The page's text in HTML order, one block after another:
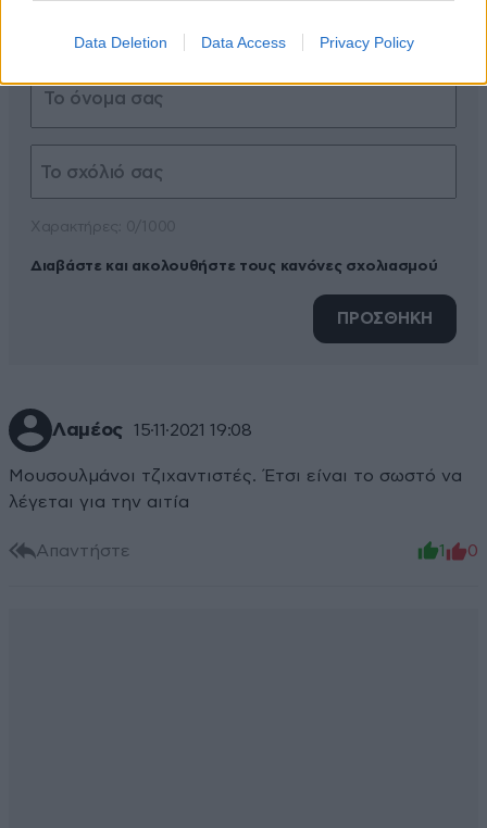
Data Deletion Data Access Privacy Policy
Διαβάστε και ακολουθήστε τους κανόνες σχολιασμού
ΠΡΟΣΘΗΚΗ
Λαμέος 15·11·2021 19:08
Μουσουλμάνοι τζιχαντιστές. Έτσι είναι το σωστό να
λέγεται για την αιτία
Απαντήστε 1 0